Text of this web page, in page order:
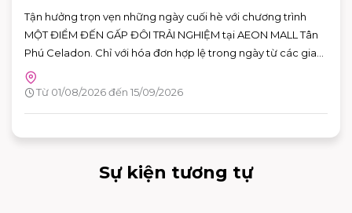
Tận hưởng trọn vẹn những ngày cuối hè với chương trình
MỘT ĐIỂM ĐẾN GẤP ĐÔI TRẢI NGHIỆM tại AEON MALL Tân
Phú Celadon. Chỉ với hóa đơn hợp lệ trong ngày từ các gian
hàng tham gia, khách hàng có thể nhận ưu đãi chéo giữa
khu ẩm thực Vườn Ngon và các gian hàng giải trí, giúp hành
Từ 01/08/2026 đến 15/09/2026
Sự kiện tương tự